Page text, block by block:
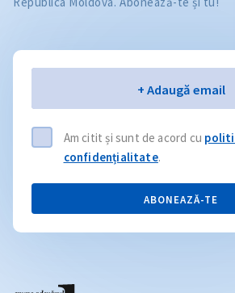
+ Adaugă email
Am citit și sunt de acord cu
confidențialitate.
ABONEAZĂ-TE